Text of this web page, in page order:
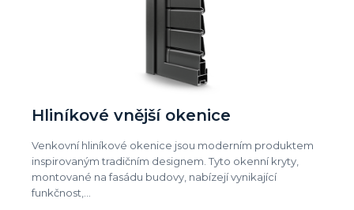
Hliníkové vnější okenice
Venkovní hliníkové okenice jsou moderním produktem
inspirovaným tradičním designem. Tyto okenní kryty,
montované na fasádu budovy, nabízejí vynikající
funkčnost,…